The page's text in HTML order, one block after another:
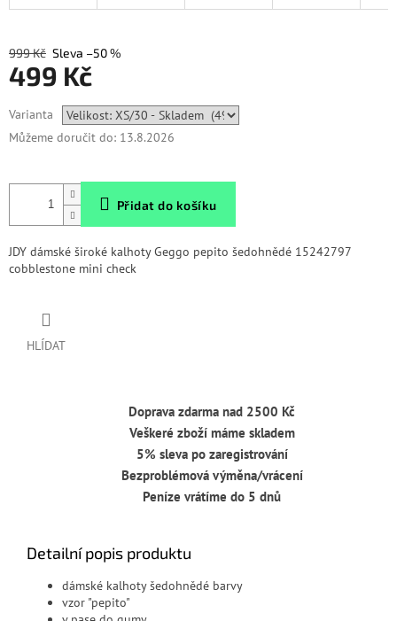
999 Kč –50 %
499 Kč
cena:
Varianta
Můžeme doručit do: 13.8.2026
Přidat do košíku
JDY dámské široké kalhoty Geggo pepito šedohnědé 15242797
cobblestone mini check
HLÍDAT
Doprava zdarma nad 2500 Kč
Veškeré zboží máme skladem
5% sleva po zaregistrování
Bezproblémová výměna/vrácení
Peníze vrátíme do 5 dnů
Detailní popis produktu
dámské kalhoty šedohnědé barvy
vzor "pepito"